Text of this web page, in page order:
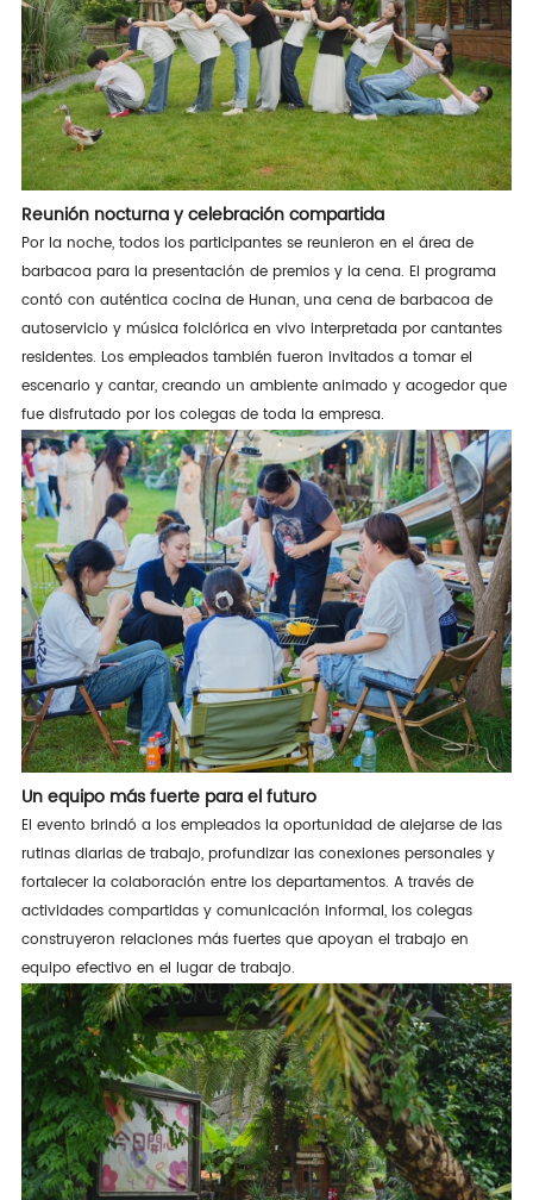
Reunión nocturna y celebración compartida
Por la noche, todos los participantes se reunieron en el área de
barbacoa para la presentación de premios y la cena. El programa
contó con auténtica cocina de Hunan, una cena de barbacoa de
autoservicio y música folclórica en vivo interpretada por cantantes
residentes. Los empleados también fueron invitados a tomar el
escenario y cantar, creando un ambiente animado y acogedor que
fue disfrutado por los colegas de toda la empresa.
Un equipo más fuerte para el futuro
El evento brindó a los empleados la oportunidad de alejarse de las
rutinas diarias de trabajo, profundizar las conexiones personales y
fortalecer la colaboración entre los departamentos. A través de
actividades compartidas y comunicación informal, los colegas
construyeron relaciones más fuertes que apoyan el trabajo en
equipo efectivo en el lugar de trabajo.